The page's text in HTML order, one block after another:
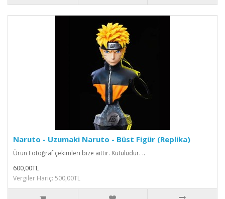
Naruto - Uzumaki Naruto - Büst Figür (Replika)
Ürün Fotoğraf çekimleri bize aittir. Kutuludur. ..
600,00TL
Vergiler Hariç: 500,00TL